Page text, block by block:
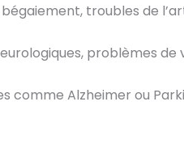
troubles de
problèmes de
comme Alzheimer ou